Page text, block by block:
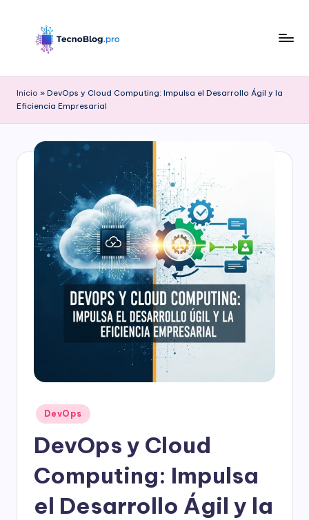
l
o
Inicio » DevOps y Cloud Computing: Impulsa el Desarrollo Ágil y la
Eficiencia Empresarial
Publicado
en
DevOps
DevOps y Cloud
Computing: Impulsa
el Desarrollo Ágil y la